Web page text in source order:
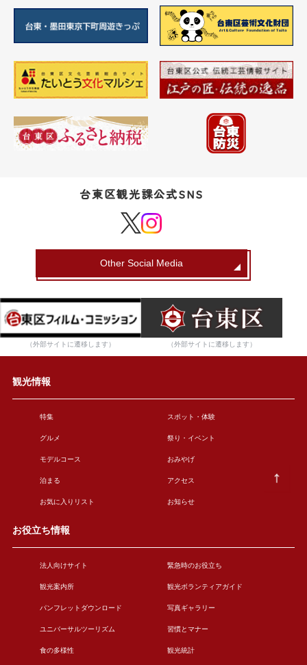
台東区観光課公式SNS
Other Social Media
（外部サイトに遷移します） （外部サイトに遷移します）
観光情報
特集 スポット・体験
グルメ 祭り・イベント
モデルコース おみやげ
泊まる アクセス
お気に入りリスト お知らせ
お役立ち情報
法人向けサイト 緊急時のお役立ち
観光案内所 観光ボランティアガイド
パンフレットダウンロード 写真ギャラリー
ユニバーサルツーリズム 習慣とマナー
食の多様性 観光統計